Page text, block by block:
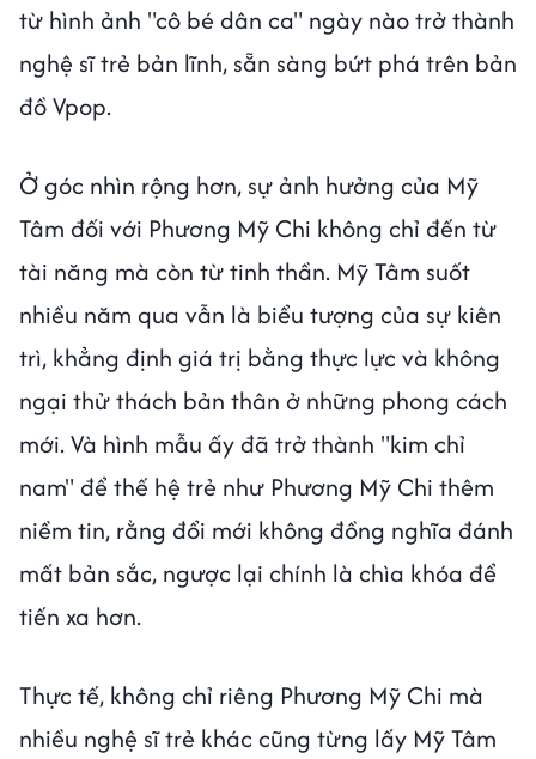
từ hình ảnh "cô bé dân ca" ngày nào trở thành
nghệ sĩ trẻ bản lĩnh, sẵn sàng bứt phá trên bản
đồ Vpop.
Ở góc nhìn rộng hơn, sự ảnh hưởng của Mỹ
Tâm đối với Phương Mỹ Chi không chỉ đến từ
tài năng mà còn từ tinh thần. Mỹ Tâm suốt
nhiều năm qua vẫn là biểu tượng của sự kiên
trì, khẳng định giá trị bằng thực lực và không
ngại thử thách bản thân ở những phong cách
mới. Và hình mẫu ấy đã trở thành "kim chỉ
nam" để thế hệ trẻ như Phương Mỹ Chi thêm
niềm tin, rằng đổi mới không đồng nghĩa đánh
mất bản sắc, ngược lại chính là chìa khóa để
tiến xa hơn.
Thực tế, không chỉ riêng Phương Mỹ Chi mà
nhiều nghệ sĩ trẻ khác cũng từng lấy Mỹ Tâm